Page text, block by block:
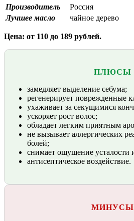
Производитель
Россия
Лучшее масло
чайное дерево
Цена: от 110 до 189 рублей.
ПЛЮСЫ
замедляет выделение себума;
регенерирует поврежденные
ухаживает за секущимися
ускоряет рост волос;
обладает легким приятным
не вызывает аллергических
болей;
снимает ощущение усталости
антисептическое воздействие.
МИНУСЫ